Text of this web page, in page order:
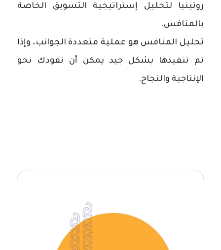
روتينيا لتحليل إستراتيجية التسويق الخاصة
بالمنافس.
تحليل المنافس هو عملية متعددة الجوانب، وإذا
تم تنفيذها بشكل جيد يمكن أن تقودك نحو
الإنتاجية والنجاح.